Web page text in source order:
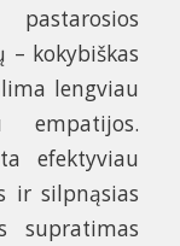
kokybiškas
lengviau
empatijos.
efektyviau
ir silpnąsias
supratimas